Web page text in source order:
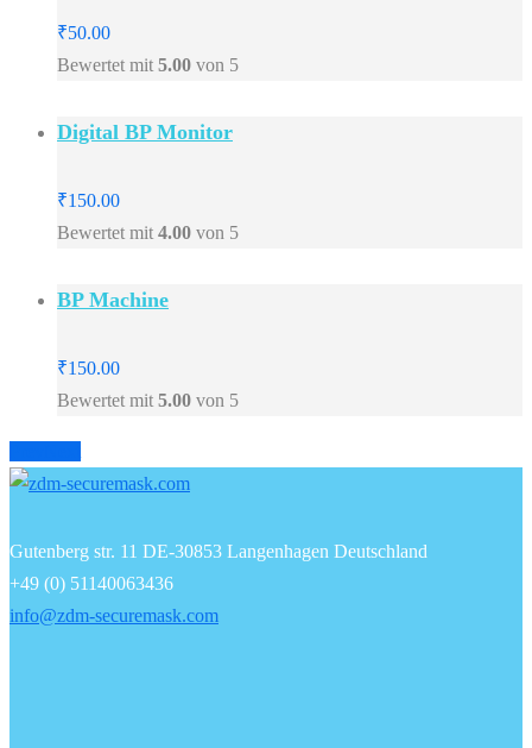
₹50.00
Bewertet mit 5.00 von 5
Digital BP Monitor
₹150.00
Bewertet mit 4.00 von 5
BP Machine
₹150.00
Bewertet mit 5.00 von 5
Gutenberg str. 11 DE-30853 Langenhagen Deutschland
+49 (0) 51140063436
info@zdm-securemask.com